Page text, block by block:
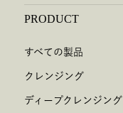
PRODUCT
すべての製品
クレンジング
ディープクレンジング